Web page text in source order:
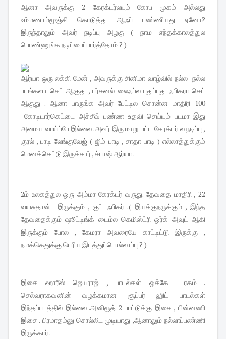
ஆனா அவருக்கு 2 கேரக்டர்லயும் கோப முகம் அல்லது
உம்மணாம்மூஞ்சி கொடுத்து ஆஃப் பண்ணியது ஏனோ?
இருந்தாலும் அவர் நடிப்பு அழகு ( நாம எந்தக்காலத்துல
பொண்ணுங்க நடிப்பைப்பார்த்தோம் ? )
ஆர்யா ஒரு லக்கி மேன் , அவருக்கு சினிமா வாழ்வில் நல்ல நல்ல
படங்களா செட் ஆகுது , பர்சனல் லைஃப்ல புதுப்புது ஃபிகரா செட்
ஆகுது . ஆனா பாருங்க அவர் பேட்டில சொன்ன மாதிரி 100
கோடிடார்கெட்டை அச்சீவ் பண்ண உதவி செய்யும் படமா இது
அமைய வாய்ப்பே இல்லை .அவர் இரு மாறு பட்ட கேரக்டர் ல நடிப்பு ,
குரல் , பாடி லேங்குவேஜ் ( ஜிம் பாடி , சாதா பாடி ) எல்லாத்துக்கும்
மெனக்கெட்டு இருக்கார் , ச்பாஷ் ஆர்யா .
2ம் உலகத்துல ஒரு அம்மா கேரக்டர் வருது. தேவதை மாதிரி , 22
வயசுதான் இருக்கும் , குட் ஃபிகர் .( இயக்குநருக்கும் , இந்த
தேவதைக்கும் ஷூட்டிங்க் டைம்ல கெமிஸ்ட்ரி ஒர்க் அவுட் ஆகி
இருக்கும் போல , கேமரா அவரையே காட்டிட்டு இருக்கு ,
நமக்கெதுக்கு பெரிய இடத்துப்பொல்லாப்பு ? )
இசை ஹாரீஸ் ஜெயராஜ் , பாடல்கள் ஓக்கே ரகம் .
செல்வராகவனின் வழக்கமான சூப்பர் ஹிட் பாடல்கள்
இந்தப்படத்தில் இல்லை .அனிரூத் 2 பாட்டுக்கு இசை , பின்னணி
இசை . பிரமாதம்னு சொல்லிட முடியாது ,ஆனாலும் நல்லாப்பண்ணி
இருக்கார் .